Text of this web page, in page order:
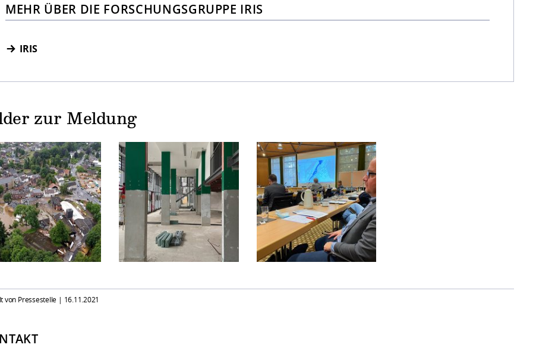
MEHR ÜBER DIE FORSCHUNGSGRUPPE IRIS
IRIS
zur Meldung
von Pressestelle | 16.11.2021